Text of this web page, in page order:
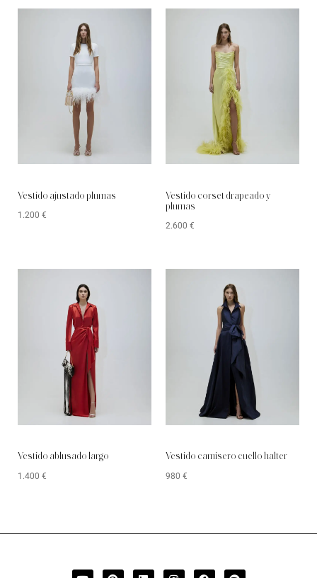
Vestido ajustado plumas
1.200 €
Vestido corset drapeado y
plumas
2.600 €
Vestido ablusado largo
1.400 €
Vestido camisero cuello halter
980 €